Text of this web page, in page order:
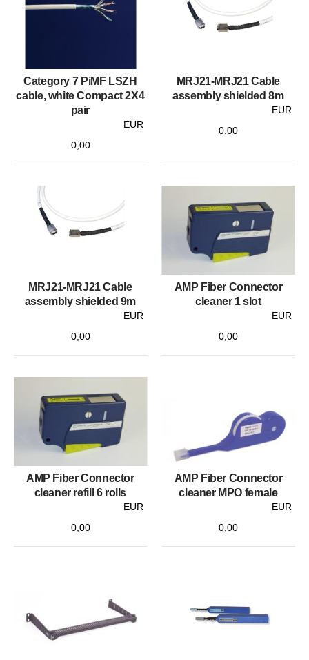
Category 7 PiMF LSZH
cable, white Compact 2X4
pair
EUR
0,00
MRJ21-MRJ21 Cable
assembly shielded 8m
EUR
0,00
MRJ21-MRJ21 Cable
assembly shielded 9m
EUR
0,00
AMP Fiber Connector
cleaner 1 slot
EUR
0,00
AMP Fiber Connector
cleaner refill 6 rolls
EUR
0,00
AMP Fiber Connector
cleaner MPO female
EUR
0,00